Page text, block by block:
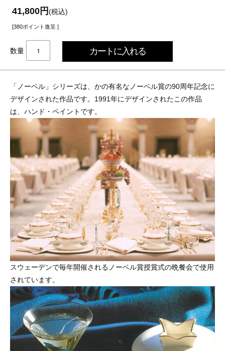
41,800円(税込)
[380ポイント進呈 ]
数量
「ノーベル」シリーズは、かの有名なノーベル賞の90周年記念に
デザインされた作品です。1991年にデザインされたこの作品
は、ハンド・ペイントです。
スウェーデンで毎年開催されるノーベル賞授賞式の晩餐会で使用
されています。